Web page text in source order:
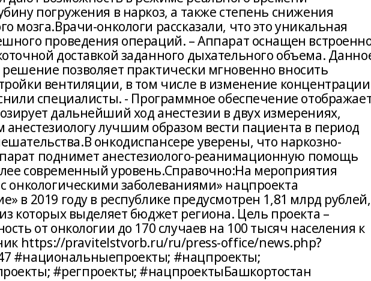
погружения в наркоз, а также степень снижения
мозга.Врачи-онкологи рассказали, что это уникальная
проведения операций. – Аппарат оснащен
доставкой заданного дыхательного объема.
решение позволяет практически мгновенно вносить
вентиляции, в том числе в изменение концентрации
специалисты. - Программное обеспечение
дальнейший ход анестезии в двух измерениях,
анестезиологу лучшим образом вести пациента в период
онкодиспансере уверены, что наркозно-
поднимет анестезиолого-реанимационную помощь
современный уровень.Справочно:На мероприятия
онкологическими заболеваниями» нацпроекта
в 2019 году в республике предусмотрен 1,81 млрд рублей,
которых выделяет бюджет региона. Цель проекта –
от онкологии до 170 случаев на 100 тысяч населения к
https://pravitelstvorb.ru/ru/press-office/news.php?
#национальныепроекты; #нацпроекты;
#регпроекты; #нацпроектыБашкортостан